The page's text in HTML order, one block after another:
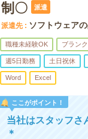
制〇
派遣
派遣先 ソフトウェア
職種未経験OK ブラン
週5日勤務 土日祝休
Word Excel
ここがポイント！
当社はスタッフさ
＊